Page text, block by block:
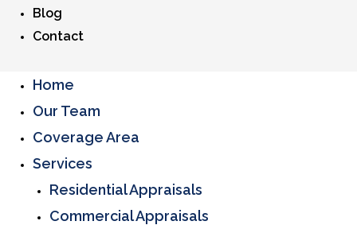
Blog
Contact
Home
Our Team
Coverage Area
Services
Residential Appraisals
Commercial Appraisals